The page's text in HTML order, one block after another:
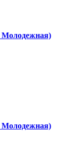
Молодежная)
Молодежная)